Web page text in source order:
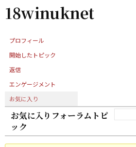
ム
18winuknet
プロフィール
開始したトピック
返信
エンゲージメント
お気に入り
お気に入りフォーラムトピ
ック